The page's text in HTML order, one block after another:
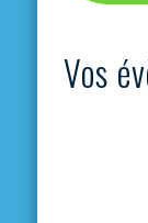
Vos